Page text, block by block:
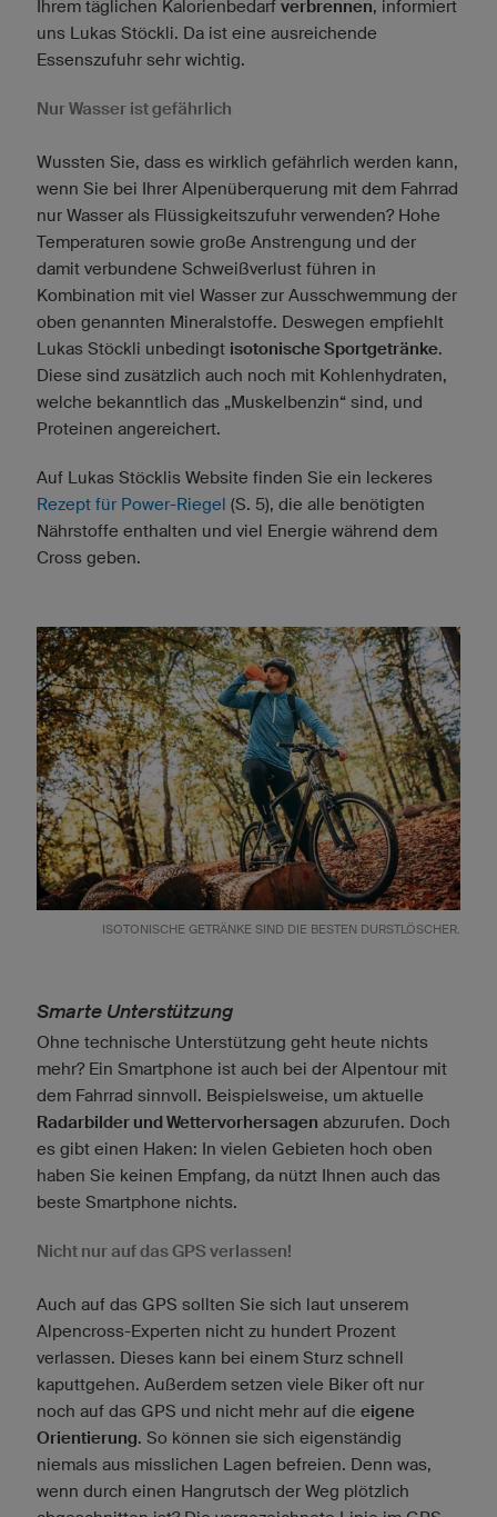
Ihrem täglichen Kalorienbedarf verbrennen, informiert
uns Lukas Stöckli. Da ist eine ausreichende
Essenszufuhr sehr wichtig.
Nur Wasser ist gefährlich
Wussten Sie, dass es wirklich gefährlich werden kann,
wenn Sie bei Ihrer Alpenüberquerung mit dem Fahrrad
nur Wasser als Flüssigkeitszufuhr verwenden? Hohe
Temperaturen sowie große Anstrengung und der
damit verbundene Schweißverlust führen in
Kombination mit viel Wasser zur Ausschwemmung der
oben genannten Mineralstoffe. Deswegen empfiehlt
Lukas Stöckli unbedingt isotonische Sportgetränke.
Diese sind zusätzlich auch noch mit Kohlenhydraten,
welche bekanntlich das „Muskelbenzin“ sind, und
Proteinen angereichert.
Auf Lukas Stöcklis Website finden Sie ein leckeres
Rezept für Power-Riegel (S. 5), die alle benötigten
Nährstoffe enthalten und viel Energie während dem
Cross geben.
ISOTONISCHE GETRÄNKE SIND DIE BESTEN DURSTLÖSCHER.
Smarte Unterstützung
Ohne technische Unterstützung geht heute nichts
mehr? Ein Smartphone ist auch bei der Alpentour mit
dem Fahrrad sinnvoll. Beispielsweise, um aktuelle
Radarbilder und Wettervorhersagen abzurufen. Doch
es gibt einen Haken: In vielen Gebieten hoch oben
haben Sie keinen Empfang, da nützt Ihnen auch das
beste Smartphone nichts.
Nicht nur auf das GPS verlassen!
Auch auf das GPS sollten Sie sich laut unserem
Alpencross-Experten nicht zu hundert Prozent
verlassen. Dieses kann bei einem Sturz schnell
kaputtgehen. Außerdem setzen viele Biker oft nur
noch auf das GPS und nicht mehr auf die eigene
Orientierung. So können sie sich eigenständig
niemals aus misslichen Lagen befreien. Denn was,
wenn durch einen Hangrutsch der Weg plötzlich